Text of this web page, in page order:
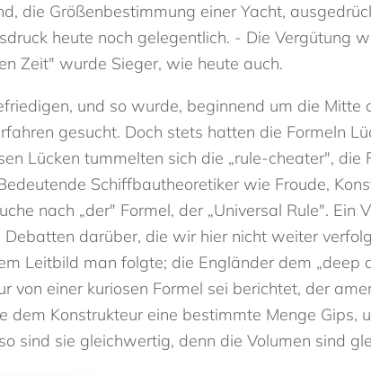
die Größenbestimmung einer Yacht,
heute noch gelegentlich. - Die Vergütung
Zeit" wurde Sieger, wie heute auch.
und so wurde, beginnend um die Mitte
gesucht. Doch stets hatten die Formeln
Lücken tummelten sich die „rule-cheater",
Schiffbautheoretiker wie Froude,
nach „der" Formel, der „Universal Rule". Ein
darüber, die wir hier nicht weiter
Leitbild man folgte; die Engländer dem
einer kuriosen Formel sei berichtet, der
dem Konstrukteur eine bestimmte Menge
sind sie gleichwertig, denn die Volumen sind